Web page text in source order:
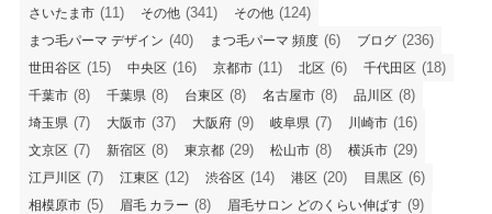
さいたま市 (11) その他 (341) その他 (124)
まつ毛パーマ デザイン (40) まつ毛パーマ 頻度 (6) ブログ (236)
世田谷区 (15) 中央区 (16) 京都市 (11) 北区 (6) 千代田区 (18)
千葉市 (8) 千葉県 (8) 台東区 (8) 名古屋市 (8) 品川区 (8)
埼玉県 (7) 大阪市 (37) 大阪府 (9) 岐阜県 (7) 川崎市 (16)
文京区 (7) 新宿区 (8) 東京都 (29) 松山市 (8) 横浜市 (29)
江戸川区 (7) 江東区 (12) 渋谷区 (14) 港区 (20) 目黒区 (6)
相模原市 (5) 眉毛 カラー (8) 眉毛サロン どのくらい伸ばす (9)